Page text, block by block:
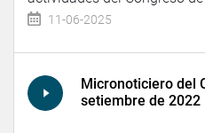
11-06-2025
Micronoticiero del
setiembre de 2022